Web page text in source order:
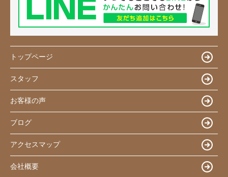
トップページ
スタッフ
お客様の声
ブログ
アクセスマップ
会社概要